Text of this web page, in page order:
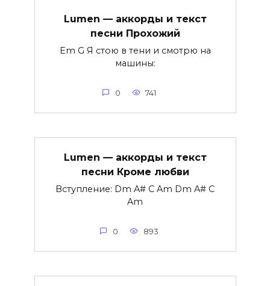
Lumen — аккорды и текст
песни Прохожий
Em G Я стою в тени и смотрю на
машины:
0 741
Lumen — аккорды и текст
песни Кроме любви
Вступление: Dm A# C Am Dm A# C
Am
0 893